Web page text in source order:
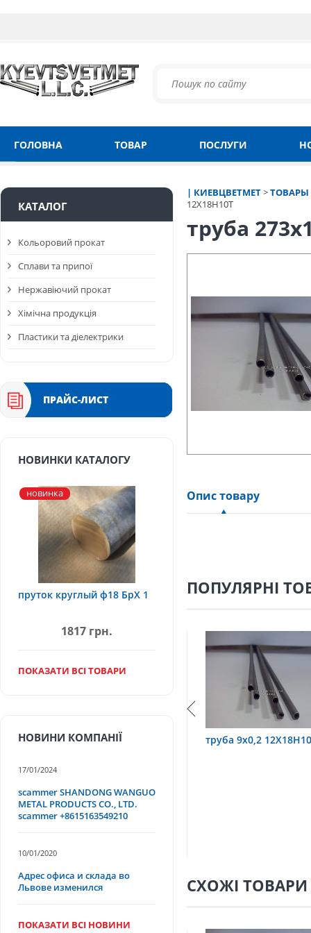
ГОЛОВНА ТОВАР ПОСЛУГИ
| КИЕВЦВЕТМЕТ>ТОВАРЫ
12Х18Н10Т
труба
Опис товару
ПОПУЛЯРНІ
труба 9х0,2 12Х18Н10Т труба
СХОЖІ ТОВАРИ
КАТАЛОГ
Кольоровий прокат
Сплави та припої
Нержавіючий прокат
Хімічна продукція
Пластики та діелектрики
ПРАЙС-ЛИСТ
НОВИНКИ КАТАЛОГУ
новинка
пруток круглый ф18 БрХ 1
1817 грн.
ПОКАЗАТИ ВСІ ТОВАРИ
НОВИНИ КОМПАНІЇ
17/01/2024
scammer SHANDONG WANGUO
METAL PRODUCTS CO., LTD.
scammer +8615163549210
10/01/2020
Адрес офиса и склада во
Львове изменился
ПОКАЗАТИ ВСІ НОВИНИ